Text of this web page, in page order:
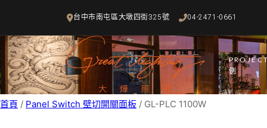
主
要
內
容
台中市南屯區大墩四街325號 04-2471-0661
例
首頁 / Panel Switch 壁切開關面板 / GL-PLC 1100W